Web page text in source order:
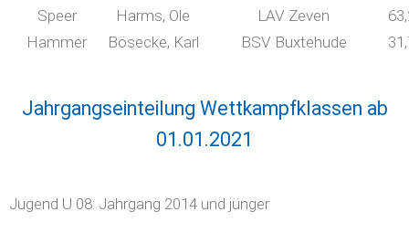
Speer Harms, Ole LAV Zeven
Hammer
Bösecke, Karl BSV Buxtehude
Jahrgangseinteilung Wettkampfklassen ab
01.01.2021
Jugend U 08: Jahrgang 2014 und jünger